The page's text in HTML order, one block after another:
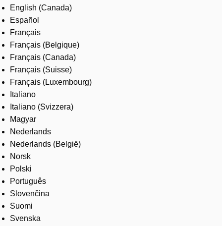
English (Canada)
Español
Français
Français (Belgique)
Français (Canada)
Français (Suisse)
Français (Luxembourg)
Italiano
Italiano (Svizzera)
Magyar
Nederlands
Nederlands (België)
Norsk
Polski
Português
Slovenčina
Suomi
Svenska